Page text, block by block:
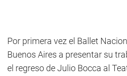
Por primera vez el Ballet
Buenos Aires a presentar su
el regreso de Julio Bocca al